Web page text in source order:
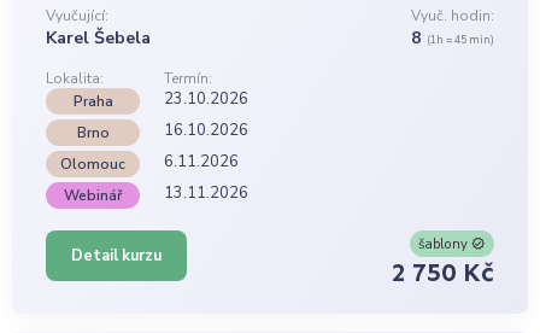
Vyučující:
Karel Šebela
Vyuč. hodin:
8 (1h = 45 min)
Lokalita:
Termín:
Praha
23.10.2026
Brno 16.10.2026
Olomouc 6.11.2026
Webinář 13.11.2026
Detail kurzu
šablony
2 750 Kč